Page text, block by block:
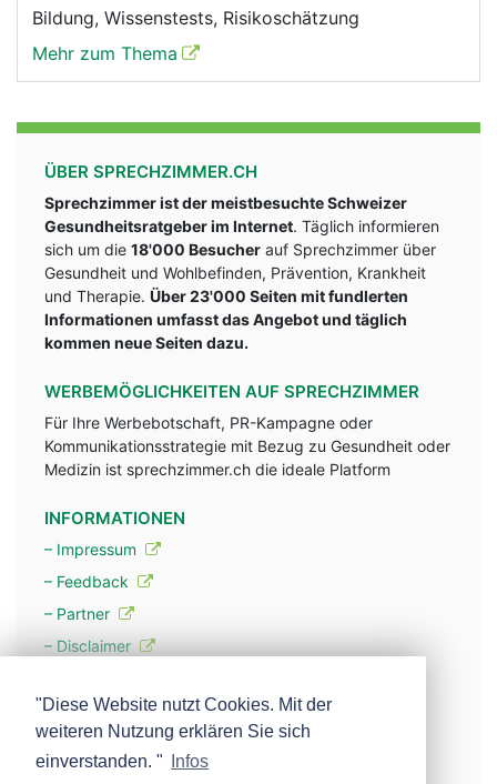
Bildung, Wissenstests, Risikoschätzung
Mehr zum Thema
ÜBER SPRECHZIMMER.CH
Sprechzimmer ist der meistbesuchte Schweizer
Gesundheitsratgeber im Internet. Täglich informieren
sich um die 18'000 Besucher auf Sprechzimmer über
Gesundheit und Wohlbefinden, Prävention, Krankheit
und Therapie. Über 23'000 Seiten mit fundlerten
Informationen umfasst das Angebot und täglich
kommen neue Seiten dazu.
WERBEMÖGLICHKEITEN AUF SPRECHZIMMER
Für Ihre Werbebotschaft, PR-Kampagne oder
Kommunikationsstrategie mit Bezug zu Gesundheit oder
Medizin ist sprechzimmer.ch die ideale Platform
INFORMATIONEN
– Impressum
– Feedback
– Partner
– Disclaimer
– Werbung
– Mehr über unsere Experten
"Diese Website nutzt Cookies. Mit der
weiteren Nutzung erklären Sie sich
einverstanden. "
Infos